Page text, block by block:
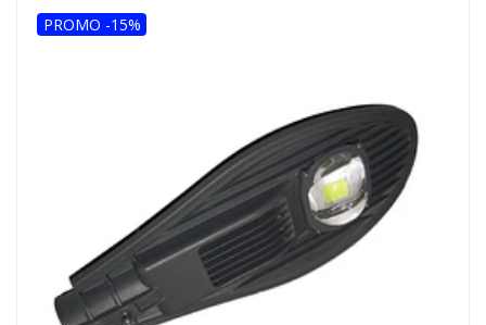
PROMO -15%